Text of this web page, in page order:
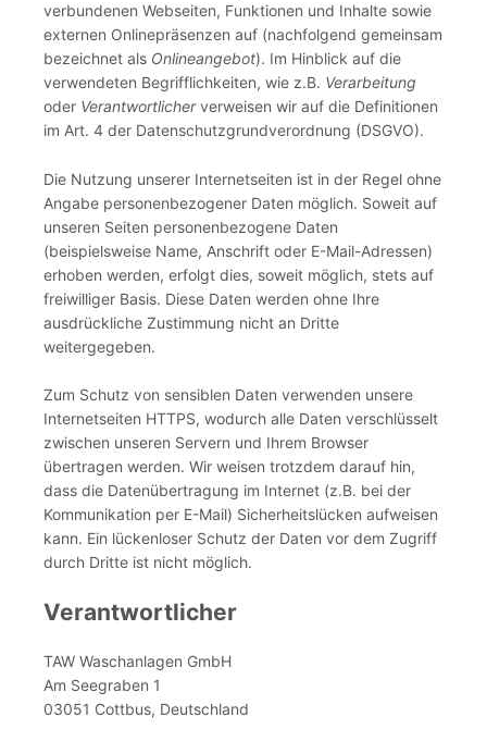
verbundenen Webseiten, Funktionen und Inhalte sowie
externen Onlinepräsenzen auf (nachfolgend gemeinsam
bezeichnet als Onlineangebot). Im Hinblick auf die
verwendeten Begrifflichkeiten, wie z.B. Verarbeitung
oder Verantwortlicherverweisen wir auf die Definitionen
im Art. 4 der Datenschutzgrundverordnung (DSGVO).
Die Nutzung unserer Internetseiten ist in der Regel ohne
Angabe personenbezogener Daten möglich. Soweit auf
unseren Seiten personenbezogene Daten
(beispielsweise Name, Anschrift oder E-Mail-Adressen)
erhoben werden, erfolgt dies, soweit möglich, stets auf
freiwilliger Basis. Diese Daten werden ohne Ihre
ausdrückliche Zustimmung nicht an Dritte
weitergegeben.
Zum Schutz von sensiblen Daten verwenden unsere
Internetseiten HTTPS, wodurch alle Daten verschlüsselt
zwischen unseren Servern und Ihrem Browser
übertragen werden. Wir weisen trotzdem darauf hin,
dass die Datenübertragung im Internet (z.B. bei der
Kommunikation per E-Mail) Sicherheitslücken aufweisen
kann. Ein lückenloser Schutz der Daten vor dem Zugriff
durch Dritte ist nicht möglich.
Verantwortlicher
TAW Waschanlagen GmbH
Am Seegraben 1
03051 Cottbus, Deutschland